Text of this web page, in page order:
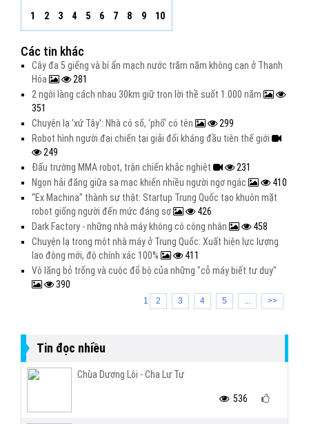
1 2 3 4 5 6 7 8 9 10
Các tin khác
Cây đa 5 giếng và bí ẩn mạch nước trăm năm không cạn ở Thanh
Hóa
281
2 ngôi làng cách nhau 30km giữ trọn lời thề suốt 1.000 năm
351
Chuyện lạ 'xứ Tây': Nhà có số, 'phố' có tên
299
Robot hình người đại chiến tại giải đối kháng đầu tiên thế giới
249
Đấu trường MMA robot, trận chiến khắc nghiệt
231
Ngọn hải đăng giữa sa mạc khiến nhiều người ngơ ngác
410
“Ex Machina” thành sự thật: Startup Trung Quốc tạo khuôn mặt
robot giống người đến mức đáng sợ
426
Dark Factory - những nhà máy không có công nhân
458
Chuyện lạ trong một nhà máy ở Trung Quốc: Xuất hiện lực lượng
lao động mới, độ chính xác 100%
411
Vô lăng bỏ trống và cuộc đổ bộ của những "cỗ máy biết tư duy"
390
1 2 3 4 5 ... >>
Tin đọc nhiều
Chùa Dương Lôi - Cha Lư Tự
536